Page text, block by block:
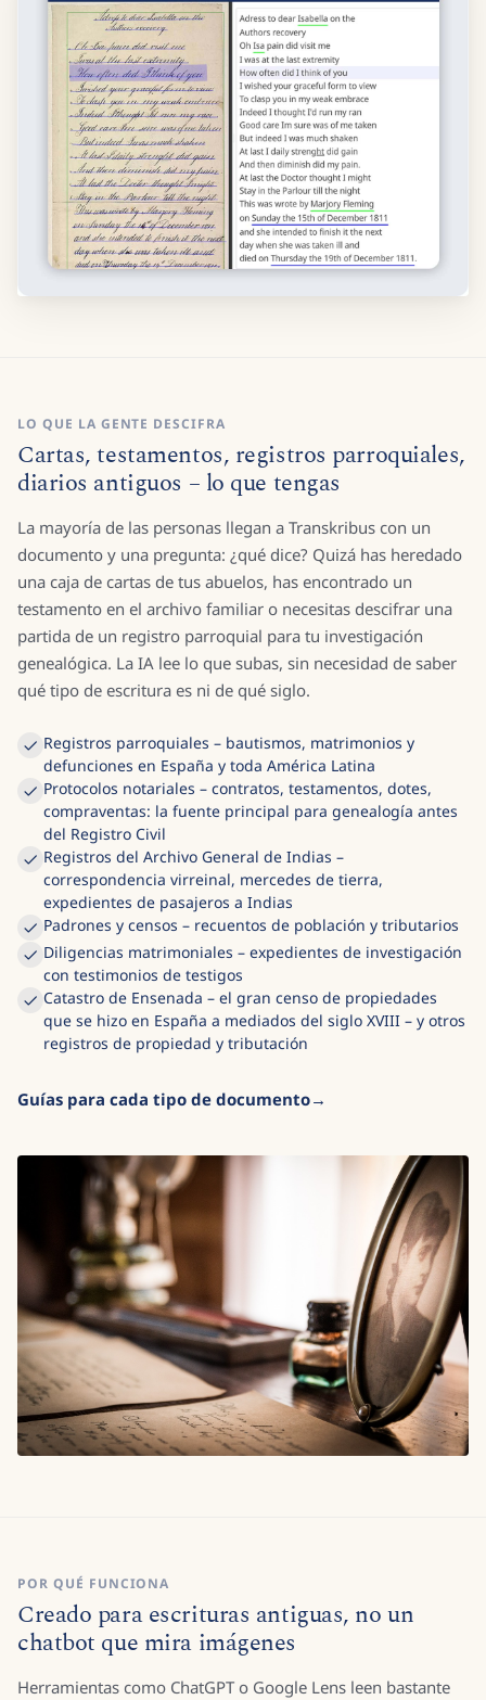
LO QUE LA GENTE DESCIFRA
Cartas, testamentos, registros parroquiales,
diarios antiguos – lo que tengas
La mayoría de las personas llegan a Transkribus con un
documento y una pregunta: ¿qué dice? Quizá has heredado
una caja de cartas de tus abuelos, has encontrado un
testamento en el archivo familiar o necesitas descifrar una
partida de un registro parroquial para tu investigación
genealógica. La IA lee lo que subas, sin necesidad de saber
qué tipo de escritura es ni de qué siglo.
Registros parroquiales – bautismos, matrimonios y
defunciones en España y toda América Latina
Protocolos notariales – contratos, testamentos, dotes,
compraventas: la fuente principal para genealogía antes
del Registro Civil
Registros del Archivo General de Indias –
correspondencia virreinal, mercedes de tierra,
expedientes de pasajeros a Indias
Padrones y censos – recuentos de población y tributarios
Diligencias matrimoniales – expedientes de investigación
con testimonios de testigos
Catastro de Ensenada – el gran censo de propiedades
que se hizo en España a mediados del siglo XVIII – y otros
registros de propiedad y tributación
Guías para cada tipo de documento
POR QUÉ FUNCIONA
Creado para escrituras antiguas, no un
chatbot que mira imágenes
Herramientas como ChatGPT o Google Lens leen bastante